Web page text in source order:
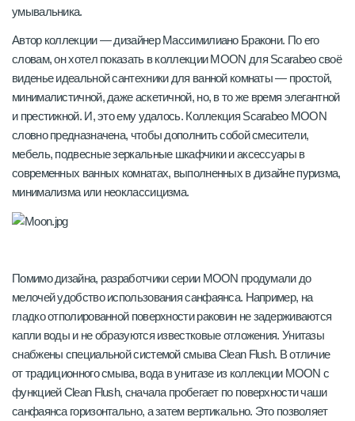
умывальника.
Автор коллекции — дизайнер Массимилиано Бракони. По его
словам, он хотел показать в коллекции MOON для Scarabeo своё
виденье идеальной сантехники для ванной комнаты — простой,
минималистичной, даже аскетичной, но, в то же время элегантной
и престижной. И, это ему удалось. Коллекция Scarabeo MOON
словно предназначена, чтобы дополнить собой смесители,
мебель, подвесные зеркальные шкафчики и аксессуары в
современных ванных комнатах, выполненных в дизайне пуризма,
минимализма или неоклассицизма.
Помимо дизайна, разработчики серии MOON продумали до
мелочей удобство использования санфаянса. Например, на
гладко отполированной поверхности раковин не задерживаются
капли воды и не образуются известковые отложения. Унитазы
снабжены специальной системой смыва Clean Flush. В отличие
от традиционного смыва, вода в унитазе из коллекции MOON с
функцией Clean Flush, сначала пробегает по поверхности чаши
санфаянса горизонтально, а затем вертикально. Это позволяет